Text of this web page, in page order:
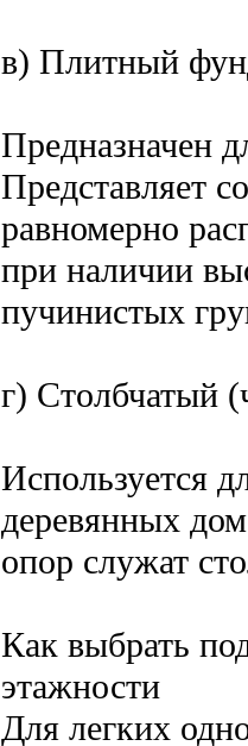
в) Плитный
Предназначен
Представляет
равномерно
при наличии
пучинистых
г) Столбчатый
Используется
деревянных
опор служат
Как выбрать
этажности
Для легких